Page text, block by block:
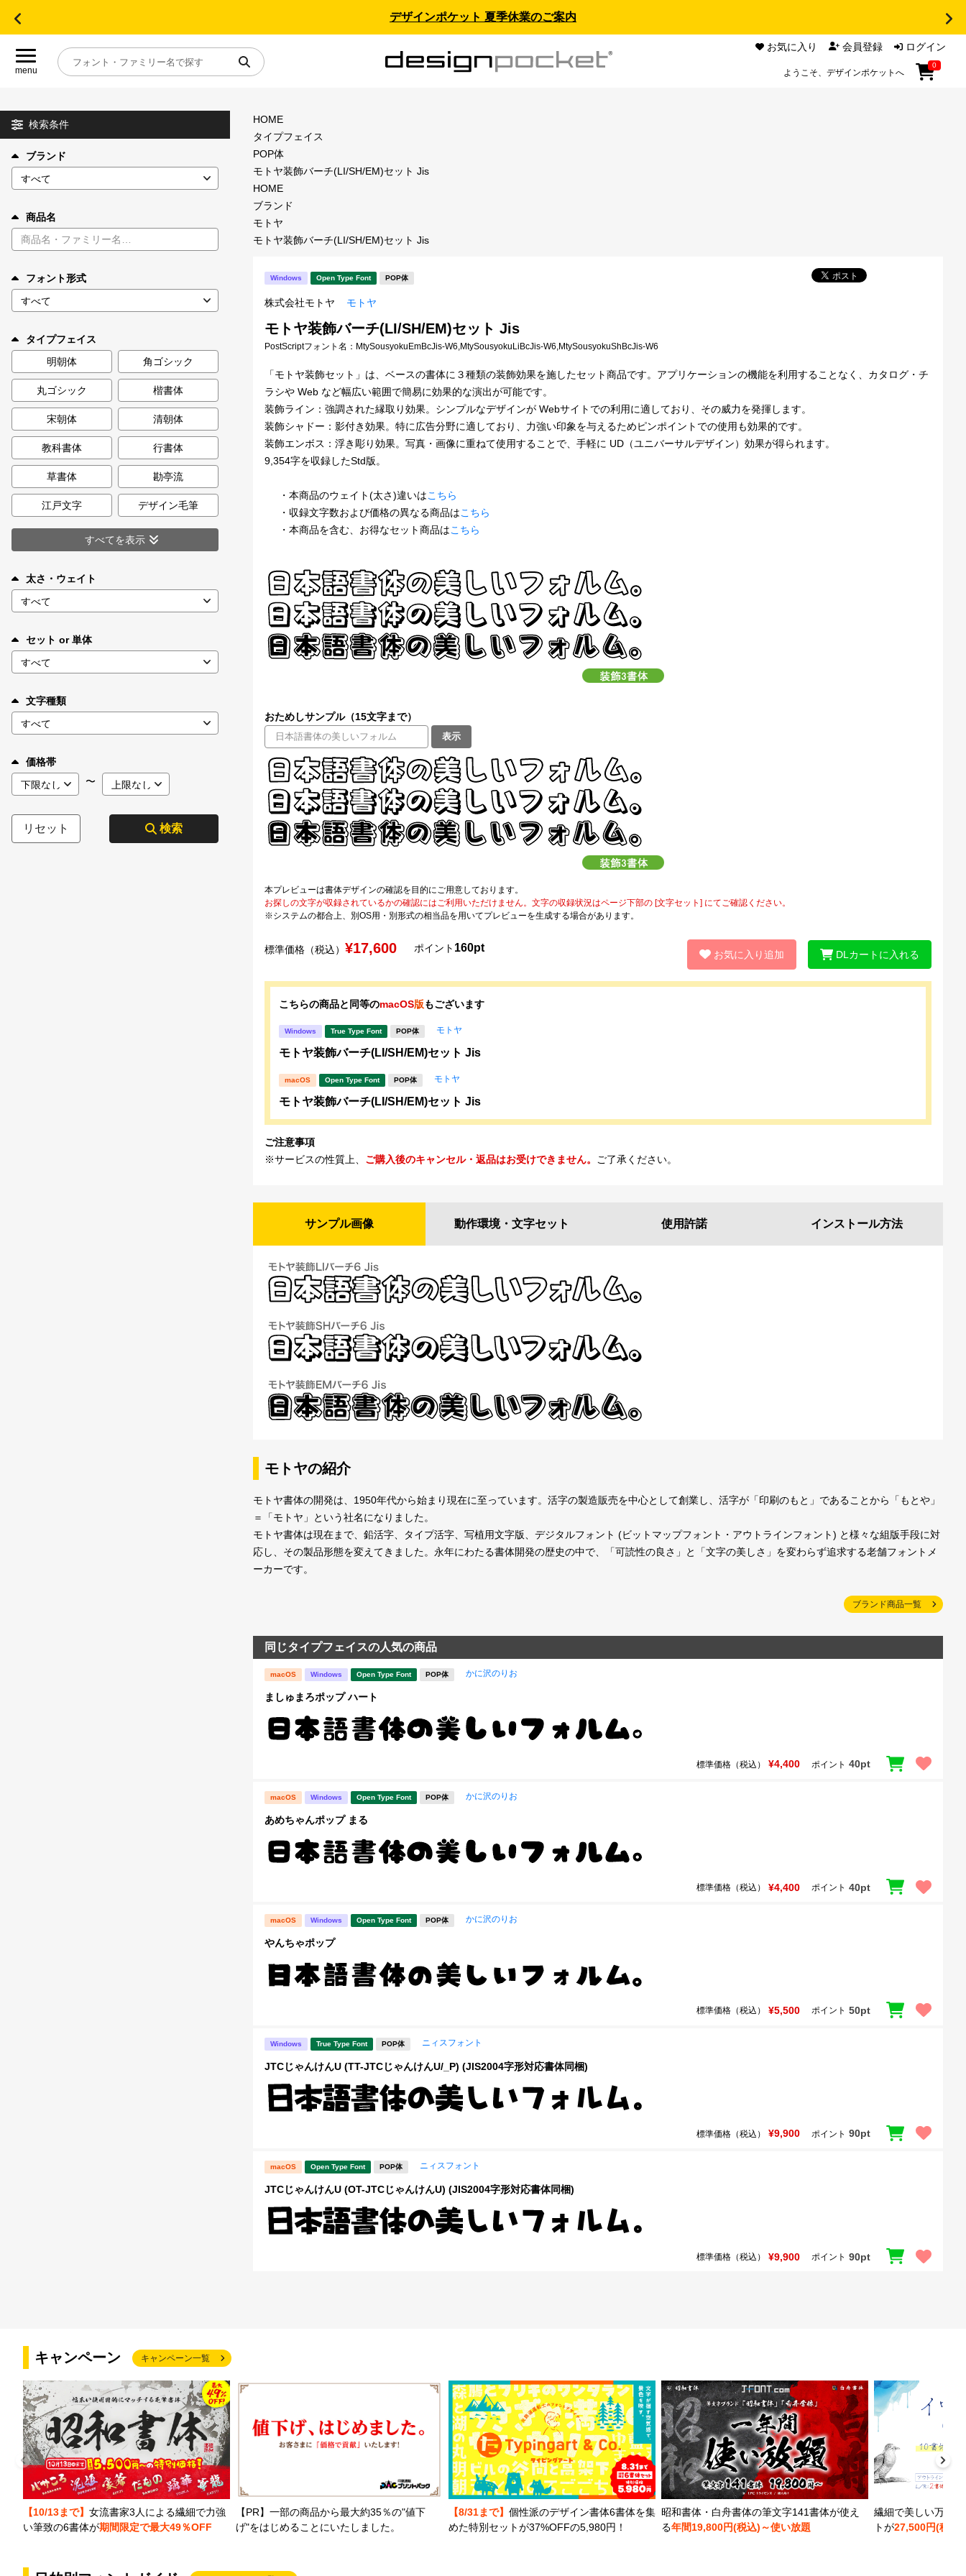
デザインポケット 夏季休業のご案内
menu
お気に入り 会員登録 ログイン
ようこそ、デザインポケットへ
0
目的別フォントガイド
特集
年間ライセンス商品
キャンペーン一覧
カート 0
マイページ
お気に入り
ご利用ガイド
お問い合わせ
検索条件
ブランド
商品名
フォント形式
タイプフェイス
明朝体
角ゴシック
丸ゴシック 楷書体
宋朝体 清朝体
教科書体 行書体
草書体 勘亭流
江戸文字 デザイン毛筆
すべてを表示
太さ・ウェイト
セット or 単体
文字種類
価格帯
〜
リセット 検索
HOME
タイプフェイス
POP体
モトヤ装飾バーチ(LI/SH/EM)セット Jis
HOME
ブランド
モトヤ
モトヤ装飾バーチ(LI/SH/EM)セット Jis
Windows Open Type Font POP体
株式会社モトヤ モトヤ
モトヤ装飾バーチ(LI/SH/EM)セット Jis
PostScriptフォント名： MtySousyokuEmBcJis-W6,MtySousyokuLiBcJis-W6,MtySousyokuShBcJis-W6
「モトヤ装飾セット」は、ベースの書体に３種類の装飾効果を施したセット商品です。アプリケーションの機能を利用することなく、カタログ・チ
ラシや Web など幅広い範囲で簡易に効果的な演出が可能です。
装飾ライン：強調された縁取り効果。シンプルなデザインが Webサイトでの利用に適しており、その威力を発揮します。
装飾シャドー：影付き効果。特に広告分野に適しており、力強い印象を与えるためピンポイントでの使用も効果的です。
装飾エンボス：浮き彫り効果。写真・画像に重ねて使用することで、手軽に UD（ユニバーサルデザイン）効果が得られます。
9,354字を収録したStd版。
・本商品のウェイト(太さ)違いはこちら
・収録文字数および価格の異なる商品はこちら
・本商品を含む、お得なセット商品はこちら
おためしサンプル（15文字まで）
表示
本プレビューは書体デザインの確認を目的にご用意しております。
お探しの文字が収録されているかの確認にはご利用いただけません。文字の収録状況はページ下部の [文字セット] にてご確認ください。
※システムの都合上、別OS用・別形式の相当品を用いてプレビューを生成する場合があります。
標準価格（税込） ¥17,600 ポイント 160pt
お気に入り追加 DLカートに入れる
こちらの商品と同等のmacOS版もございます
Windows True Type Font POP体 モトヤ
モトヤ装飾バーチ(LI/SH/EM)セット Jis
macOS Open Type Font POP体 モトヤ
モトヤ装飾バーチ(LI/SH/EM)セット Jis
ご注意事項
※サービスの性質上、 ご購入後のキャンセル・返品はお受けできません。 ご了承ください。
サンプル画像 動作環境・ 文字セット 使用許諾 インストール方法
モトヤの紹介
モトヤ書体の開発は、1950年代から始まり現在に至っています。活字の製造販売を中心として創業し、活字が「印刷のもと」であることから「もとや」
＝「モトヤ」という社名になりました。
モトヤ書体は現在まで、鉛活字、タイプ活字、写植用文字版、デジタルフォント (ビットマップフォント・アウトラインフォント) と様々な組版手段に対
応し、その製品形態を変えてきました。永年にわたる書体開発の歴史の中で、「可読性の良さ」と「文字の美しさ」を変わらず追求する老舗フォントメ
ーカーです。
ブランド商品一覧
同じタイプフェイスの人気の商品
macOS Windows Open Type Font POP体 かに沢のりお
ましゅまろポップ ハート
標準価格（税込） ¥4,400 ポイント 40pt
macOS Windows Open Type Font POP体 かに沢のりお
あめちゃんポップ まる
標準価格（税込） ¥4,400 ポイント 40pt
macOS Windows Open Type Font POP体 かに沢のりお
やんちゃポップ
標準価格（税込） ¥5,500 ポイント 50pt
Windows True Type Font POP体 ニィスフォント
JTCじゃんけんU (TT-JTCじゃんけんU/_P) (JIS2004字形対応書体同梱)
標準価格（税込） ¥9,900 ポイント 90pt
macOS Open Type Font POP体 ニィスフォント
JTCじゃんけんU (OT-JTCじゃんけんU) (JIS2004字形対応書体同梱)
標準価格（税込） ¥9,900 ポイント 90pt
キャンペーン キャンペーン一覧
【10/13まで】 女流書家3人による繊細で力強
い筆致の6書体が期間限定で最大49％OFF
【PR】一部の商品から最大約35％の"値下
げ"をはじめることにいたしました。
【8/31まで】 個性派のデザイン書体6書体を集
めた特別セットが37%OFFの5,980円！
昭和書体・白舟書体の筆文字141書体が使え
る年間19,800円(税込)～使い放題
繊細で美しい万年
トが27,500円(税込)